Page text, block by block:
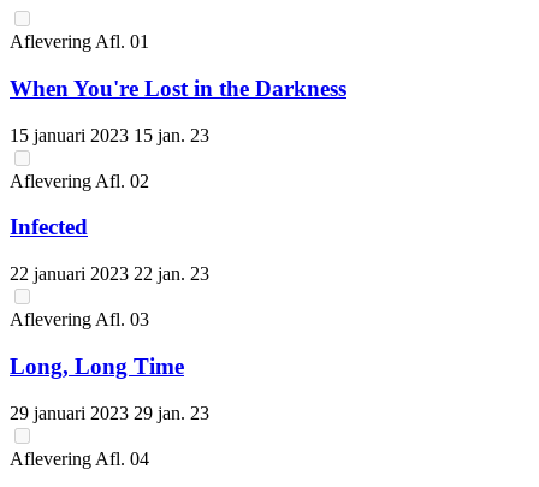
Aflevering Afl. 01
When You're Lost in the Darkness
15 januari 2023 15 jan. 23
Aflevering Afl. 02
Infected
22 januari 2023 22 jan. 23
Aflevering Afl. 03
Long, Long Time
29 januari 2023 29 jan. 23
Aflevering Afl. 04